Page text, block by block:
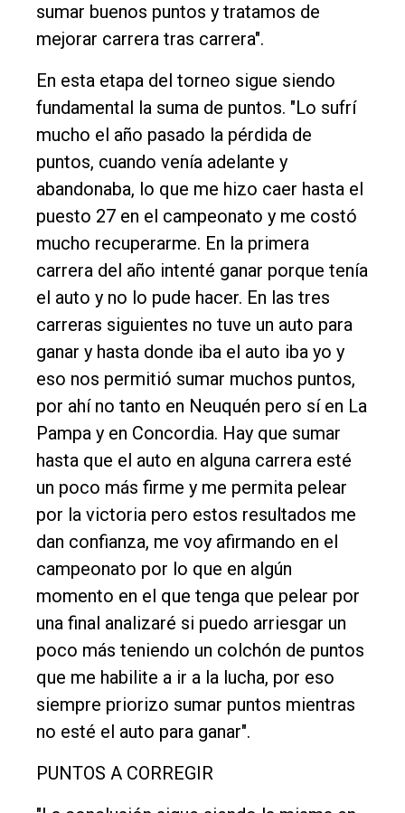
sumar buenos puntos y tratamos de
mejorar carrera tras carrera".
En esta etapa del torneo sigue siendo
fundamental la suma de puntos. "Lo sufrí
mucho el año pasado la pérdida de
puntos, cuando venía adelante y
abandonaba, lo que me hizo caer hasta el
puesto 27 en el campeonato y me costó
mucho recuperarme. En la primera
carrera del año intenté ganar porque tenía
el auto y no lo pude hacer. En las tres
carreras siguientes no tuve un auto para
ganar y hasta donde iba el auto iba yo y
eso nos permitió sumar muchos puntos,
por ahí no tanto en Neuquén pero sí en La
Pampa y en Concordia. Hay que sumar
hasta que el auto en alguna carrera esté
un poco más firme y me permita pelear
por la victoria pero estos resultados me
dan confianza, me voy afirmando en el
campeonato por lo que en algún
momento en el que tenga que pelear por
una final analizaré si puedo arriesgar un
poco más teniendo un colchón de puntos
que me habilite a ir a la lucha, por eso
siempre priorizo sumar puntos mientras
no esté el auto para ganar".
PUNTOS A CORREGIR